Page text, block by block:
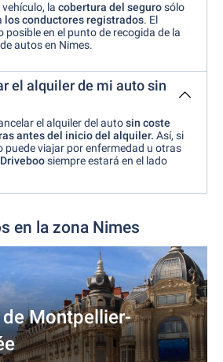
la cobertura del segurosólo
los conductores registrados. El
posible en el punto de recogida de la
autos en Nimes.
el alquiler de mi auto sin
el alquiler del autosin coste
antes del inicio del alquiler. Así, si
puede viajar por enfermedad u otras
Driveboosiempre estará en el lado
en la zona Nimes
Montpellier-